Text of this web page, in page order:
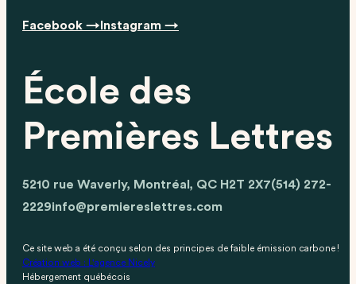
Facebook →Instagram →
École des
Premières Lettres
5210 rue Waverly, Montréal, QC H2T 2X7(514) 272-
2229info@premiereslettres.com
Ce site web a été conçu selon des principes de faible émission carbone !
Création web : L'agence Nicely
Hébergement québécois